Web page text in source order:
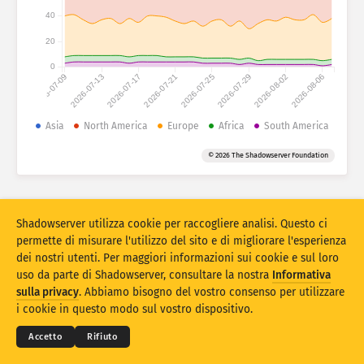
Set di dati
Limite
Tag
Stacking Impilato Sovrapposizione
Aggiorna Reset
Scarica come PNG
2026-07-092026-07-132026-07-17 2026-07-212026-07-252026-07-292026-08-022026-08-06
0
20
40
Asia North America Europe Africa South America
© 2026 The Shadowserver Foundation
© 2026THE SHADOWSERVER FOUNDATION
Privacy e condizioni
Contattaci Ringraziamenti
Shadowserver utilizza cookie per raccogliere analisi. Questo ci
permette di misurare l'utilizzo del sito e di migliorare l'esperienza
dei nostri utenti. Per maggiori informazioni sui cookie e sul loro
uso da parte di Shadowserver, consultare la nostra Informativa
sulla privacy. Abbiamo bisogno del vostro consenso per utilizzare
i cookie in questo modo sul vostro dispositivo.
Accetto Rifiuto